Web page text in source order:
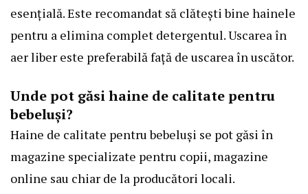
esențială. Este recomandat să clătești bine hainele
pentru a elimina complet detergentul. Uscarea în
aer liber este preferabilă față de uscarea în uscător.
Unde pot găsi haine de calitate pentru
bebeluși?
Haine de calitate pentru bebeluși se pot găsi în
magazine specializate pentru copii, magazine
online sau chiar de la producători locali.